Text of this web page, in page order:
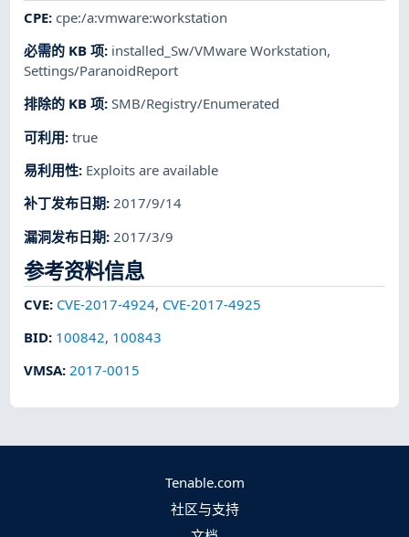
CPE:cpe:/a:vmware:workstation
必需的 KB 项: installed_Sw/VMware Workstation,
Settings/ParanoidReport
排除的 KB 项:SMB/Registry/Enumerated
可利用:true
易利用性: Exploits are available
补丁发布日期:2017/9/14
漏洞发布日期: 2017/3/9
参考资料信息
CVE: CVE-2017-4924, CVE-2017-4925
BID: 100842, 100843
VMSA:2017-0015
Tenable.com
社区与支持